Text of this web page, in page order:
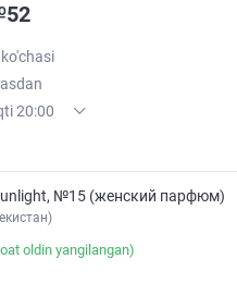
20:00
№15 (женский парфюм)
oldin yangilangan)